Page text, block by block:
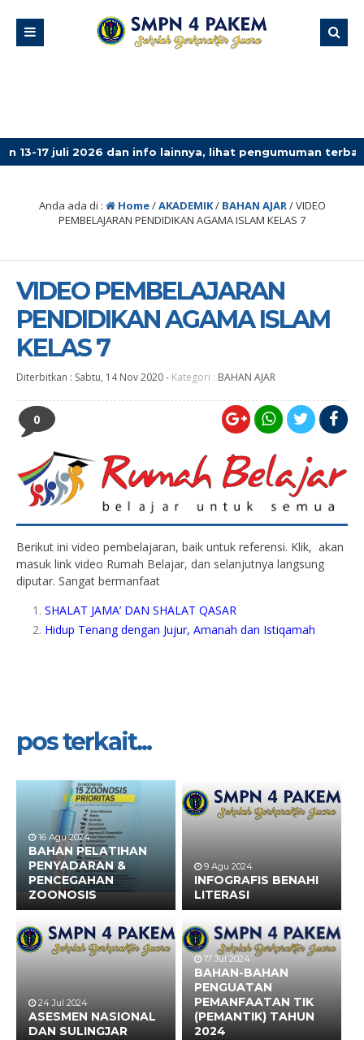
dan info lainnya, lihat pengumuman terbaru! 3
Anda ada di : Home/AKADEMIK/ BAHAN AJAR/VIDEO
PEMBELAJARAN PENDIDIKAN AGAMA ISLAM KELAS 7
VIDEO PEMBELAJARAN
PENDIDIKAN AGAMA ISLAM
KELAS 7
Diterbitkan : Sabtu, 14 Nov 2020- Kategori : BAHAN AJAR
0
Berikut ini video pembelajaran, baik untuk referensi. Klik, akan
masuk link video Rumah Belajar, dan selanjutnya langsung
diputar. Sangat bermanfaat
SHALAT JAMA’ DAN SHALAT QASAR
Hidup Tenang dengan Jujur, Amanah dan Istiqamah
pos terkait...
16 Agu 2024
BAHAN PELATIHAN
PENYADARAN &
PENCEGAHAN
ZOONOSIS
9 Agu 2024
INFOGRAFIS BENAHI
LITERASI
24 Jul 2024
ASESMEN NASIONAL
DAN SULINGJAR
17 Jul 2024
BAHAN-BAHAN
PENGUATAN
PEMANFAATAN TIK
(PEMANTIK) TAHUN
2024